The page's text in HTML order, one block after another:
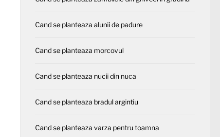
Cand se planteaza alunii de padure
Cand se planteaza morcovul
Cand se planteaza nucii din nuca
Cand se planteaza bradul argintiu
Cand se planteaza varza pentru toamna